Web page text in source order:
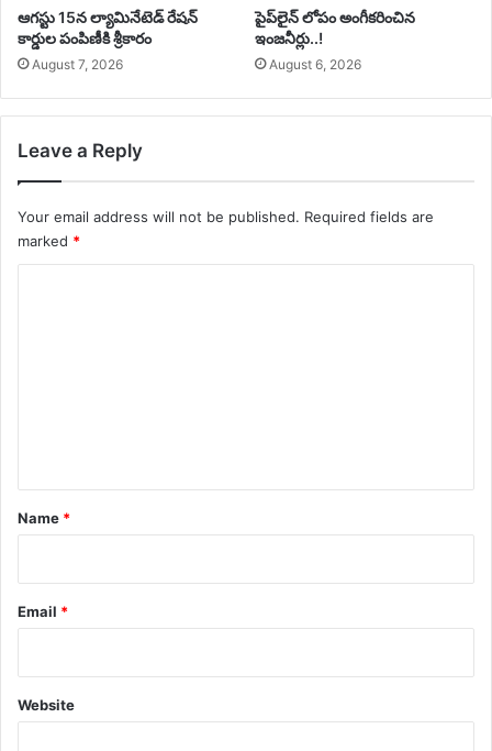
ఆగస్టు 15న ల్యామినేటెడ్ రేషన్
కార్డుల పంపిణీకి శ్రీకారం
August 7, 2026
పైప్‌లైన్ లోపం అంగీకరించిన
ఇంజనీర్లు..!
August 6, 2026
Leave a Reply
Your email address will not be published. Required fields are
marked *
*
Name *
Email *
Website